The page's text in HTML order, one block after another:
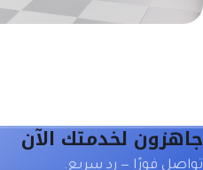
جاهزون لخدمتك الآن
تواصل فورًا — رد سريع.